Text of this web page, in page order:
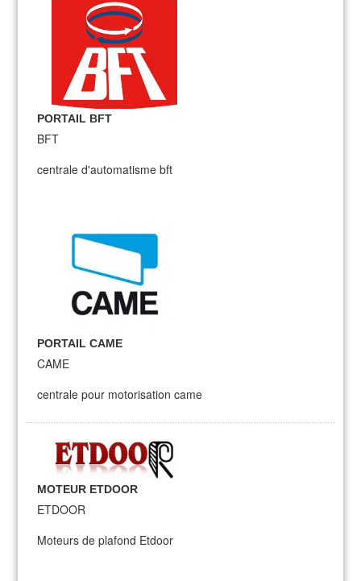
PORTAIL BFT
BFT
centrale d'automatisme bft
PORTAIL CAME
CAME
centrale pour motorisation came
MOTEUR ETDOOR
ETDOOR
Moteurs de plafond Etdoor